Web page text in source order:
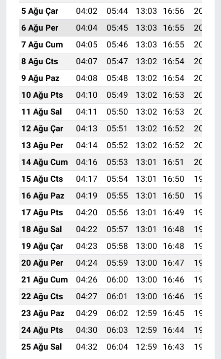
5 Ağu Çar
04:02 05:44 13:03 16:56
20:11
6 Ağu Per
04:04 05:45 13:03 16:55
20:10
7 Ağu Cum
04:05 05:46 13:03 16:55
20:09
8 Ağu Cts
04:07 05:47 13:02 16:54
20:08
9 Ağu Paz
04:08 05:48 13:02 16:54
20:06
10 Ağu Pts
04:10 05:49 13:02 16:53
20:05
11 Ağu Sal
04:11 05:50 13:02 16:53
20:04
12 Ağu Çar
04:13 05:51 13:02 16:52
20:02
13 Ağu Per
04:14 05:52 13:02 16:52
20:01
14 Ağu Cum
04:16 05:53 13:01 16:51
20:00
15 Ağu Cts
04:17 05:54 13:01 16:50
19:58
16 Ağu Paz
04:19 05:55 13:01 16:50
19:57
17 Ağu Pts
04:20 05:56 13:01 16:49
19:56
18 Ağu Sal
04:22 05:57 13:01 16:48
19:54
19 Ağu Çar
04:23 05:58 13:00 16:48
19:53
20 Ağu Per
04:24 05:59 13:00 16:47
19:51
21 Ağu Cum
04:26 06:00 13:00 16:46
19:50
22 Ağu Cts
04:27 06:01 13:00 16:46
19:48
23 Ağu Paz
04:29 06:02 12:59 16:45
19:47
24 Ağu Pts
04:30 06:03 12:59 16:44
19:45
25 Ağu Sal
04:32 06:04 12:59 16:43 19:44